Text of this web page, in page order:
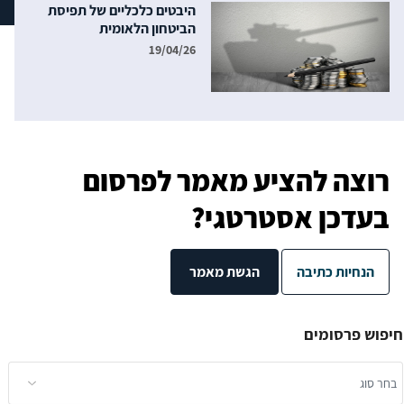
היבטים כלכליים של תפיסת
הביטחון הלאומית
19/04/26
רוצה להציע מאמר לפרסום
בעדכן אסטרטגי?
הנחיות כתיבה הגשת מאמר
חיפוש פרסומים